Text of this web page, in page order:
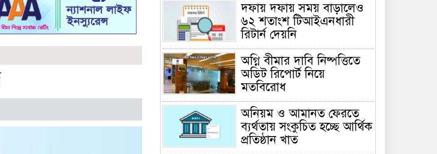
দফায় দফায় সময় বাড়ালেও
৬২ শতাংশ টিআইএনধারী
রিটার্ন দেয়নি
অগ্নি বীমার দাবি নিষ্পত্তিতে
অডিট রিপোর্ট নিয়ে
মতবিরোধ
অনিয়ম ও আমানত ফেরতে
ব্যর্থতায় সংকুচিত হচ্ছে আর্থিক
প্রতিষ্ঠান খাত